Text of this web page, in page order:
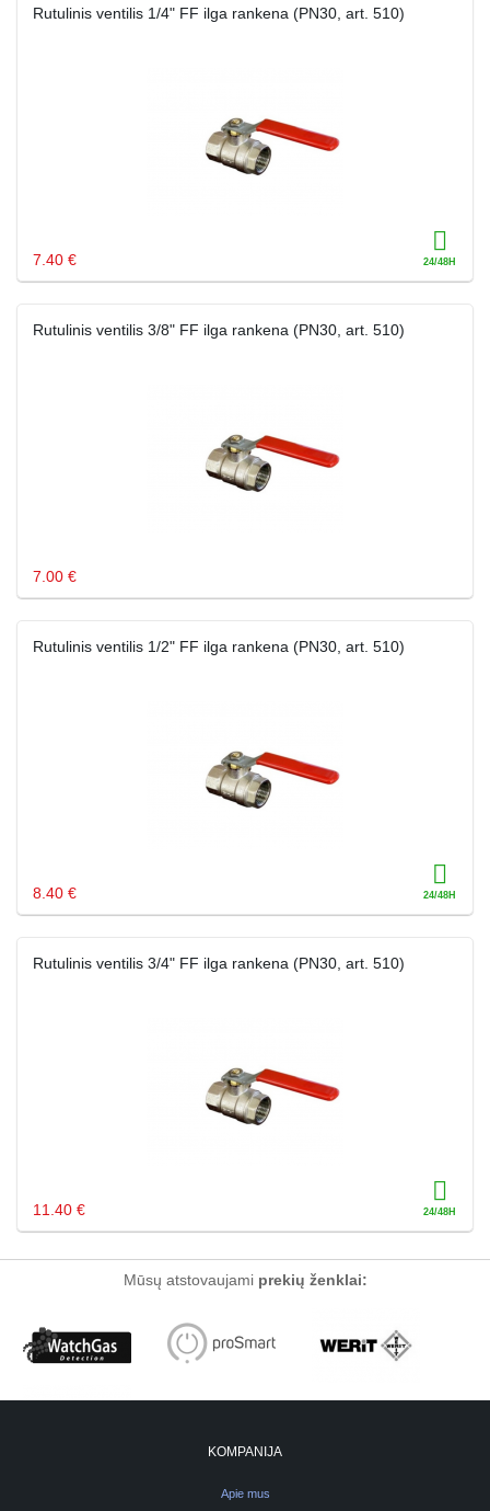
Rutulinis ventilis 1/4" FF ilga rankena (PN30, art. 510)
7.40 €
Rutulinis ventilis 3/8" FF ilga rankena (PN30, art. 510)
7.00 €
Rutulinis ventilis 1/2" FF ilga rankena (PN30, art. 510)
8.40 €
Rutulinis ventilis 3/4" FF ilga rankena (PN30, art. 510)
11.40 €
Mūsų atstovaujami prekių ženklai:
KOMPANIJA
Apie mus